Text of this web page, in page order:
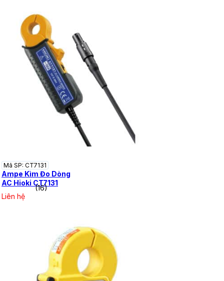
Mã SP: CT7131
Ampe Kìm Đo Dòng
AC Hioki CT7131
(16)
Liên hệ